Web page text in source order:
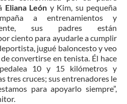
Eliana León y Kim, su pequeña
a entrenamientos y
sus padres están
ciento para ayudarle a cumplir
jugué baloncesto y veo
convertirse en tenista. Él hace
10 y 15 kilómetros y
tres cruces; sus entrenadores le
para apoyarlo siempre”,